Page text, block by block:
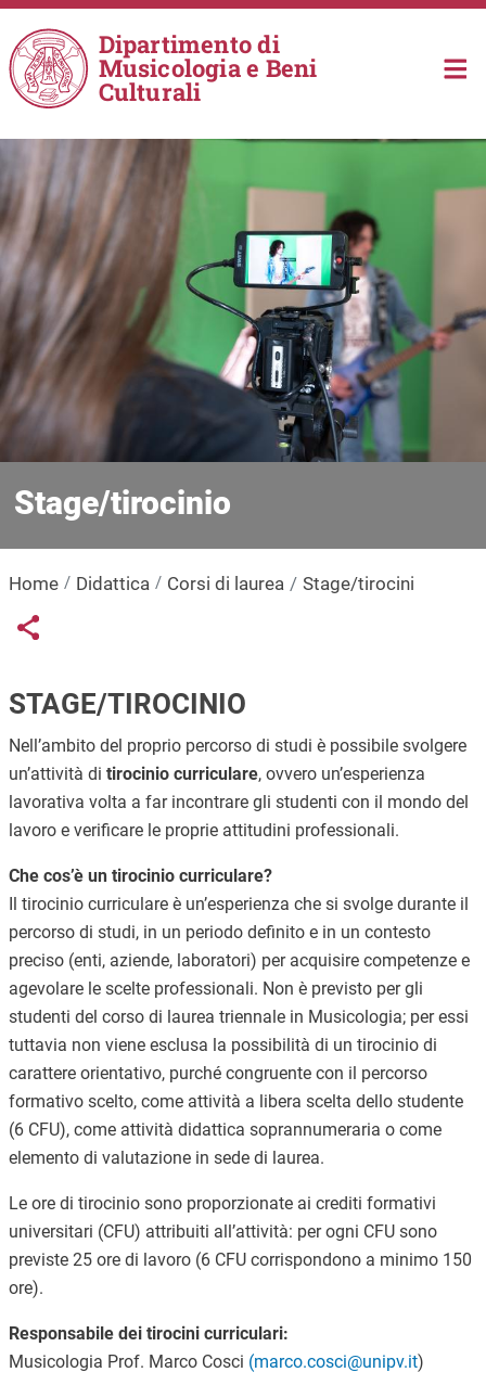
Salta al contenuto principale
Dipartimento di
Musicologia e Beni
Culturali
Stage/tirocinio
Home Didattica Corsi di laurea Stage/tirocini
Links condivisione social
Share button
STAGE/TIROCINIO
Nell’ambito del proprio percorso di studi è possibile svolgere
un’attività di tirocinio curriculare, ovvero un’esperienza
lavorativa volta a far incontrare gli studenti con il mondo del
lavoro e verificare le proprie attitudini professionali.
Che cos’è un tirocinio curriculare?
Il tirocinio curriculare è un’esperienza che si svolge durante il
percorso di studi, in un periodo definito e in un contesto
preciso (enti, aziende, laboratori) per acquisire competenze e
agevolare le scelte professionali. Non è previsto per gli
studenti del corso di laurea triennale in Musicologia; per essi
tuttavia non viene esclusa la possibilità di un tirocinio di
carattere orientativo, purché congruente con il percorso
formativo scelto, come attività a libera scelta dello studente
(6 CFU), come attività didattica soprannumeraria o come
elemento di valutazione in sede di laurea.
Le ore di tirocinio sono proporzionate ai crediti formativi
universitari (CFU) attribuiti all’attività: per ogni CFU sono
previste 25 ore di lavoro (6 CFU corrispondono a minimo 150
ore).
Responsabile dei tirocini curriculari:
Musicologia Prof. Marco Cosci (marco.cosci@unipv.it)